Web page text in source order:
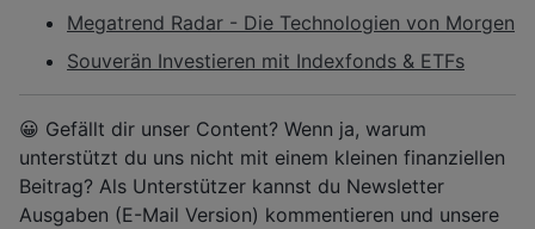
Megatrend Radar - Die Technologien von Morgen
Souverän Investieren mit Indexfonds & ETFs
😀 Gefällt dir unser Content? Wenn ja, warum
unterstützt du uns nicht mit einem kleinen finanziellen
Beitrag? Als Unterstützer kannst du Newsletter
Ausgaben (E-Mail Version) kommentieren und unsere